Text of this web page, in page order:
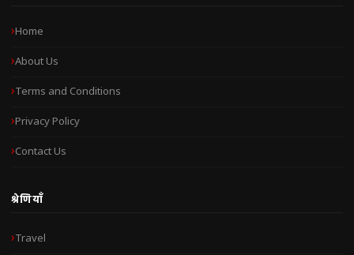
Home
About Us
Terms and Conditions
Privacy Policy
Contact Us
श्रेणियाँ
Travel